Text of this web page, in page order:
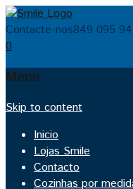
Contacte-nos849 095
0
Menu
Skip to content
Inicio
Lojas Smile
Contacto
Cozinhas por